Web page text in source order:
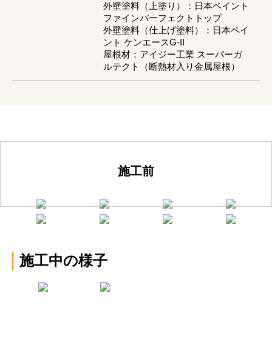
外壁塗料（上塗り）：日本ペイント
ファインパーフェクトトップ
外壁塗料（仕上げ塗料）：日本ペイ
ント ケンエースG-II
屋根材：アイジー工業 スーパーガ
ルテクト（断熱材入り金属屋根）
施工前
施工中の様子